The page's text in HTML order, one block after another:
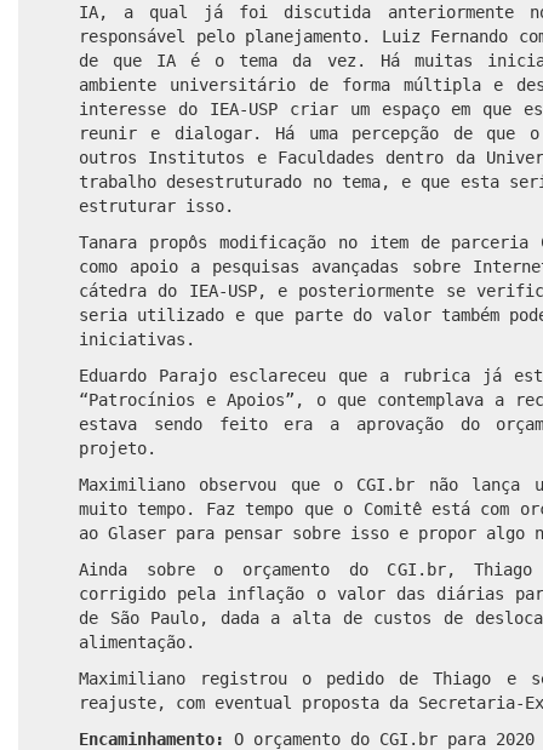
IA, a qual já foi discutida anteriormente
responsável pelo planejamento. Luiz Fernando
de que IA é o tema da vez. Há muitas
ambiente universitário de forma múltipla e
interesse do IEA-USP criar um espaço em que
reunir e dialogar. Há uma percepção de que
outros Institutos e Faculdades dentro da
trabalho desestruturado no tema, e que esta
estruturar isso.
Tanara propôs modificação no item de parceria
como apoio a pesquisas avançadas sobre
cátedra do IEA-USP, e posteriormente se
seria utilizado e que parte do valor também
iniciativas.
Eduardo Parajo esclareceu que a rubrica já
“Patrocínios e Apoios”, o que contemplava a
estava sendo feito era a aprovação do
projeto.
Maximiliano observou que o CGI.br não
muito tempo. Faz tempo que o Comitê está com
ao Glaser para pensar sobre isso e propor algo
Ainda sobre o orçamento do CGI.br,
corrigido pela inflação o valor das diárias
de São Paulo, dada a alta de custos de
alimentação.
Maximiliano registrou o pedido de Thiago e
reajuste, com eventual proposta da Secretaria-
Encaminhamento:
O orçamento do CGI.br para